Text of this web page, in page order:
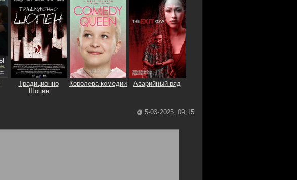
Традиционно
Шопен
Королева комедии Аварийный ряд
5-03-2025, 09:15